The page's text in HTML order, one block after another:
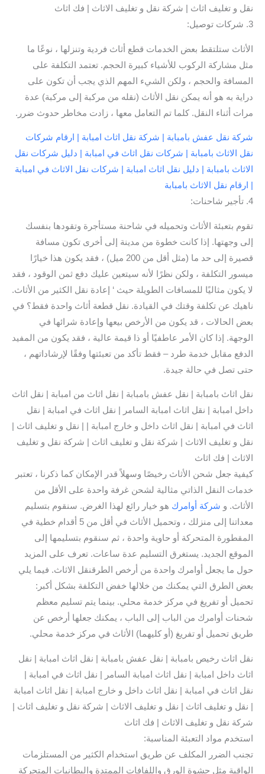
نقل و تغليف اثاث | شركة نقل و تغليف الاثاث | فك اثاث
3. شركات توصيل:
الأثاث ستلتقط بعض الخدمات قطع أثاث فردية وتنزلها ، نوعًا ما
مثل مشاركة الركوب للأشياء كبيرة الحجم. تعتمد التكلفة على
المسافة والحجم ، ولكن الشيء المهم الذي يجب أن تكون على
دراية به هو أنه يمكن نقل الأثاث (نقله من مركبة إلى مركبة) عدة
مرات أثناء النقل. كلما تم التعامل معها ، زادت مخاطر حدوث ضرر.
شركة نقل عفش بامبابة | شركة نقل اثاث امبابة | ارقام شركات
نقل الاثاث بامبابة | شركات نقل اثاث في امبابة | دليل شركات نقل
الاثاث بامبابة | دليل نقل اثاث امبابة | شركات نقل الاثاث في امبابة
| ارقام نقل الاثاث بامبابة
4. تأجير شاحنات:
تقوم بتعبئة الأثاث وتحميله في شاحنة مستأجرة وتقودها بنفسك
إلى وجهتها. إذا كانت خطوة من مدينة إلى أخرى تكون مسافة
قصيرة إلى حد ما (مثل أقل من 200 ميل) ، فقد يكون هذا خيارًا
ميسور التكلفة ، ولكن نظرًا لأنه سيتعين عليك دفع ثمن الوقود ، فقد
لا يكون مثاليًا للمسافات الطويلة حيث ‘ إعادة نقل الكثير من الأثاث.
ناهيك عن تكلفة وقتك في القيادة. نقل قطعة أثاث واحدة فقط؟ في
بعض الحالات ، قد يكون من الأرخص بيعها وإعادة شرائها في
الوجهة. إذا كان الأمر عاطفيًا أو ذا قيمة عالية ، فقد يكون من المفيد
الدفع مقابل خدمة طرد – فقط تأكد من تعبئتها وفقًا لإرشاداتهم ،
حتى تصل في حالة جيدة.
نقل اثاث بامبابة | نقل عفش بامبابة | نقل اثاث من امبابة | نقل اثاث
داخل امبابة | نقل اثاث امبابة السامر | نقل اثاث في امبابة | نقل
اثاث في امبابة | نقل اثاث داخل و خارج امبابة | | نقل و تغليف اثاث |
نقل و تغليف الاثاث | شركة نقل و تغليف اثاث | شركة نقل و تغليف
الاثاث | فك اثاث
كيفية جعل شحن الأثاث رخيصًا وسهلاً قدر الإمكان كما ذكرنا ، تعتبر
خدمات النقل الذاتي مثالية لشحن غرفة واحدة على الأقل من
الأثاث. و شركة أوامرك هو خيار رائع لهذا الغرض. سنقوم بتسليم
معداتنا إلى منزلك ، وتحميل الأثاث في أقل من 5 أقدام خطية في
المقطورة المتحركة أو حاوية واحدة ، ثم سنقوم بتسليمها إلى
الموقع الجديد. يستغرق التسليم عدة ساعات. تعرف على المزيد
حول ما يجعل أوامرك واحدة من أرخص الطرقنقل الاثاث. فيما يلي
بعض الطرق التي يمكنك من خلالها خفض التكلفة بشكل أكبر:
تحميل أو تفريغ في مركز خدمة محلي. بينما يتم تسليم معظم
شحنات أوامرك من الباب إلى الباب ، يمكنك جعلها أرخص عن
طريق تحميل أو تفريغ (أو كليهما) الأثاث في مركز خدمة محلي.
نقل اثاث رخيص بامبابة | نقل عفش بامبابة | نقل اثاث امبابة | نقل
اثاث داخل امبابة | نقل اثاث امبابة السامر | نقل اثاث في امبابة |
نقل اثاث في امبابة | نقل اثاث داخل و خارج امبابة | نقل اثاث امبابة
| نقل و تغليف اثاث | نقل و تغليف الاثاث | شركة نقل و تغليف اثاث |
شركة نقل و تغليف الاثاث | فك اثاث
استخدم مواد التعبئة المناسبة:
تجنب الضرر المكلف عن طريق استخدام الكثير من المستلزمات
الواقية مثل حشوة الورق واللفافات الممتدة والبطانيات المتحركة